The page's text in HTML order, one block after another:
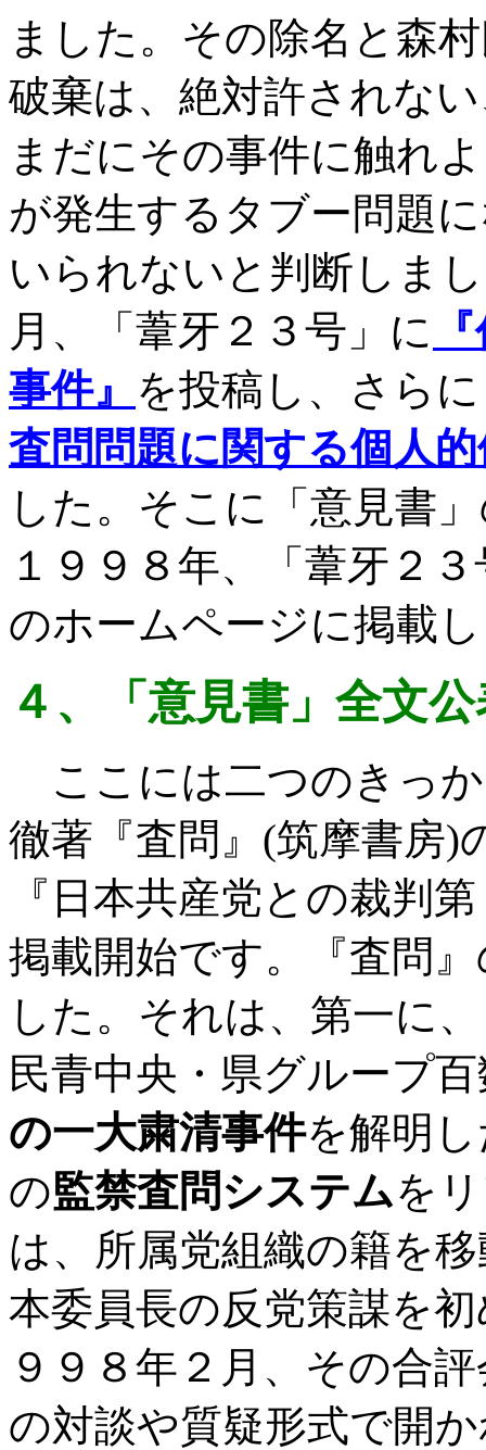
ました。その除名と森
破棄は、絶対許されな
まだにその事件に触れ
が発生するタブー問題
いられないと判断しま
月、「葦牙２３号」に
事件』 を投稿し、さら
査問問題に関する個人
した。そこに「意見書
１９９８年、「葦牙２
のホームページに掲載
４、「意見書」全文
ここには二つのきっ
徹著『査問』 (筑摩書房)
『日本共産党との裁判
掲載開始です。『査問
した。それは、第一に
民青中央・県グループ
の一大粛清事件を解明
の監禁査問システムを
は、所属党組織の籍を
本委員長の反党策謀を
９９８年２月、その合
の対談や質疑形式で開